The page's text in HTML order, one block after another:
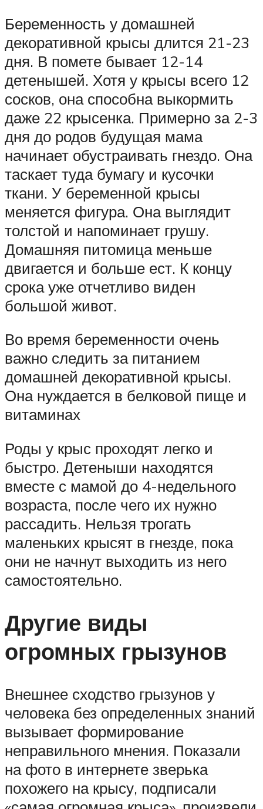
Беременность у домашней
декоративной крысы длится 21-23
дня. В помете бывает 12-14
детенышей. Хотя у крысы всего 12
сосков, она способна выкормить
даже 22 крысенка. Примерно за 2-3
дня до родов будущая мама
начинает обустраивать гнездо. Она
таскает туда бумагу и кусочки
ткани. У беременной крысы
меняется фигура. Она выглядит
толстой и напоминает грушу.
Домашняя питомица меньше
двигается и больше ест. К концу
срока уже отчетливо виден
большой живот.
Во время беременности очень
важно следить за питанием
домашней декоративной крысы.
Она нуждается в белковой пище и
витаминах
Роды у крыс проходят легко и
быстро. Детеныши находятся
вместе с мамой до 4-недельного
возраста, после чего их нужно
рассадить. Нельзя трогать
маленьких крысят в гнезде, пока
они не начнут выходить из него
самостоятельно.
Другие виды
огромных грызунов
Внешнее сходство грызунов у
человека без определенных знаний
вызывает формирование
неправильного мнения. Показали
на фото в интернете зверька
похожего на крысу, подписали